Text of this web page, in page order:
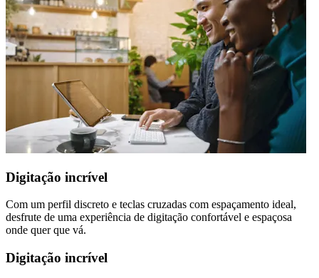
Digitação incrível
Com um perfil discreto e teclas cruzadas com espaçamento ideal,
desfrute de uma experiência de digitação confortável e espaçosa
onde quer que vá.
Digitação incrível